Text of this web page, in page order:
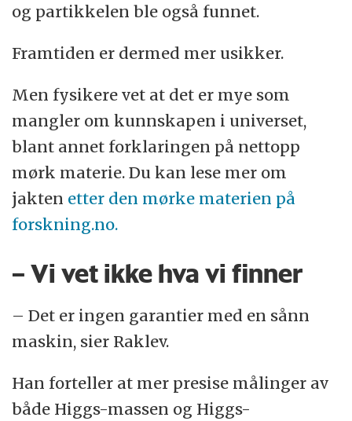
og partikkelen ble også funnet.
Framtiden er dermed mer usikker.
Men fysikere vet at det er mye som
mangler om kunnskapen i universet,
blant annet forklaringen på nettopp
mørk materie. Du kan lese mer om
jakten etter den mørke materien på
forskning.no.
– Vi vet ikke hva vi finner
– Det er ingen garantier med en sånn
maskin, sier Raklev.
Han forteller at mer presise målinger av
både Higgs-massen og Higgs-